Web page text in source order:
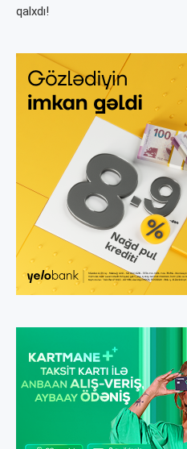
qalxdı!